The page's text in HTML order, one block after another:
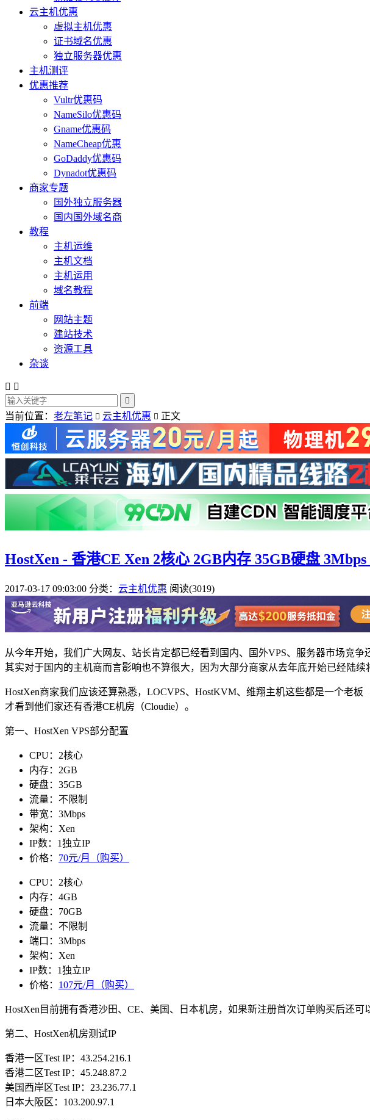
云主机优惠
虚拟主机优惠
证书域名优惠
独立服务器优惠
主机测评
优惠推荐
Vultr优惠码
NameSilo优惠码
Gname优惠码
NameCheap优惠
GoDaddy优惠码
Dynadot优惠码
商家专题
国外独立服务器
国内国外域名商
教程
主机运维
主机文档
主机运用
域名教程
前端
网站主题
建站技术
资源工具
杂谈
 

当前位置： 老左笔记  云主机优惠  正文
HostXen - 香港CE Xen 2核心 2GB内存 35GB硬盘 3Mbps
2017-03-17 09:03:00 分类： 云主机优惠 阅读(3019)
从今年开始，我们广大网友、站长肯定都已经看到国内、国外VPS、服务器市场竞
其实对于国内的主机商而言影响也不算很大，因为大部分商家从去年底开始已经陆
HostXen商家我们应该还算熟悉，LOCVPS、HostKVM、维翔主机这些都是一个老
才看到他们家还有香港CE机房（Cloudie）。
第一、HostXen VPS部分配置
CPU：2核心
内存：2GB
硬盘：35GB
流量：不限制
带宽：3Mbps
架构：Xen
IP数：1独立IP
价格： 70元/月（购买）
CPU：2核心
内存：4GB
硬盘：70GB
流量：不限制
端口：3Mbps
架构：Xen
IP数：1独立IP
价格： 107元/月（购买）
HostXen目前拥有香港沙田、CE、美国、日本机房，如果新注册首次订单购买后还可
第二、HostXen机房测试IP
香港一区Test IP：43.254.216.1
香港二区Test IP：45.248.87.2
美国西岸区Test IP：23.236.77.1
日本大阪区：103.200.97.1